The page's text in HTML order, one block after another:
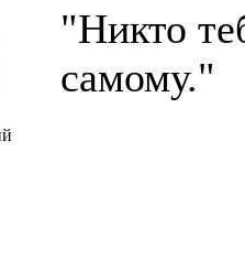
"Никто
самому."